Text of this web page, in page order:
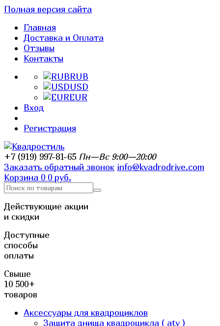
Полная версия сайта
Главная
Доставка и Оплата
Отзывы
Контакты
RUB
USD
EUR
Вход
Регистрация
+7 (919) 997-81-65 Пн—Вс 9:00—20:00
Заказать обратный звонок info@kvadrodrive.com
Корзина 0 0 руб.
Действующие акции
и скидки
Доступные
способы
оплаты
Свыше
10 500+
товаров
Аксессуары для квадроциклов
Защита днища квадроцикла ( atv )